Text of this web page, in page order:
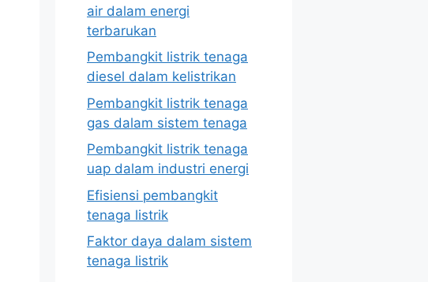
air dalam energi
terbarukan
Pembangkit listrik tenaga
diesel dalam kelistrikan
Pembangkit listrik tenaga
gas dalam sistem tenaga
Pembangkit listrik tenaga
uap dalam industri energi
Efisiensi pembangkit
tenaga listrik
Faktor daya dalam sistem
tenaga listrik